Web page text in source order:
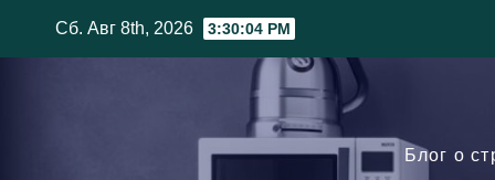
Сб. Авг 8th, 2026 3:30:05 PM
Блог о